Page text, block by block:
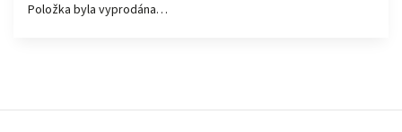
Položka byla vyprodána…